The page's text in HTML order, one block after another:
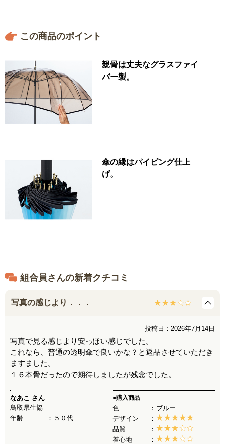
この商品のポイント
親骨は丈夫なグラスファイ
バー製。
傘の縁はパイピング仕上
げ。
組合員さんの新着クチコミ
写真の感じより．．．
投稿日：2026年7月14日
写真で見る感じより安っぽい感じでした。
これなら、普通の透明傘で良いかな？と返品させていただき
ますました。
１６本骨だったので期待しましたが残念でした。
なあこ さん
鳥取県生協
年齢
５０代
●購入商品
色
ブルー
デザイン
品質
着心地